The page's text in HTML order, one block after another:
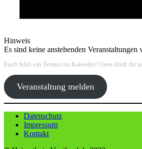
Hinweis
Es sind keine anstehenden Veranstaltungen
Euch fehlt ein Termin im Kalender? Gern dürft ihr
Veranstaltung melden
Datenschutz
Impressum
Kontakt